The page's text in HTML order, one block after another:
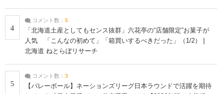
4
コメント数： 5
「北海道土産としてもセンス抜群」六花亭の“店舗限定”お菓子が
人気 「こんなの初めて」「箱買いするべきだった」（1/2） |
北海道 ねとらぼリサーチ
5
コメント数： 3
【バレーボール】ネーションズリーグ日本ラウンドで活躍を期待